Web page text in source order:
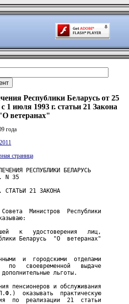
Республики Беларусь от 25
июля 1993 г. статьи 21 Закона
ветеранах"
года
страница
РЕСПУБЛИКИ БЕЛАРУСЬ
N 35
СТАТЬИ 21 ЗАКОНА
Министров  Республики
к   удостоверения   лиц,
Беларусь  "О  ветеранах"
и  городскими  отделами
по   своевременной   выдаче
льготы.
пенсионеров и обслуживания
оказывать  практическую
по  реализации  21  статьи